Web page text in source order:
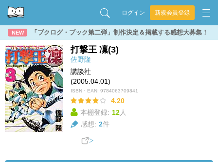
ログイン 新規会員登録
NEW 「ブクログ・ブック第二弾」制作決定＆掲載する感想大募集！
打撃王 凜(3)
佐野隆
講談社
(2005.04.01)
ISBN・EAN: 9784063709841
4.20
本棚登録: 12人
感想: 2件